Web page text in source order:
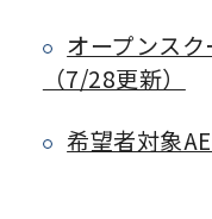
オープンス
（7/28更新）
希望者対象